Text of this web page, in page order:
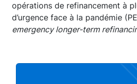
opérations de refinancement à
d’urgence face à la pandémie
emergency longer-term